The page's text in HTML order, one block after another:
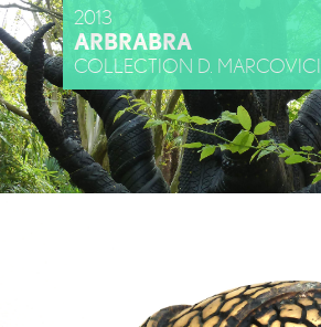
2013
ARBRABRA
COLLECTION D. MARCOVICI